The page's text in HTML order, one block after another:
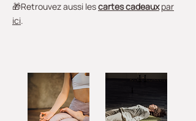
🎁Retrouvez aussi lescartes cadeaux par
ici.